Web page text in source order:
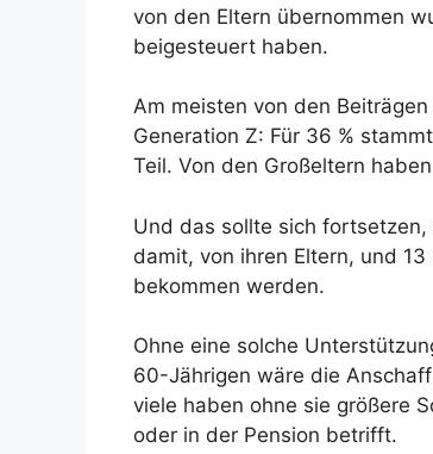
von den Eltern übernommen
beigesteuert haben.
Am meisten von den
Generation Z: Für 36 %
Teil. Von den Großeltern
Und das sollte sich
damit, von ihren Eltern, und
bekommen werden.
Ohne eine solche
60-Jährigen wäre die
viele haben ohne sie größere
oder in der Pension betrifft.